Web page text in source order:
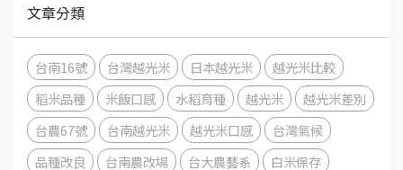
文章分類
台南16號 台灣越光米 日本越光米
越光米比較
稻米品種
米飯口感 水稻育種 越光米
越光米差別
台農67號
台南越光米 越光米口感
台灣氣候
品種改良
台南農改場 台大農藝系 白米保存